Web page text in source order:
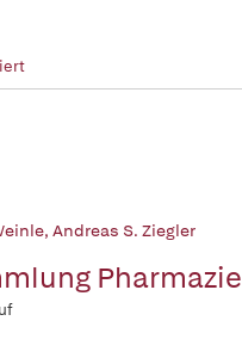
, Andreas S. Ziegler
Pharmazie